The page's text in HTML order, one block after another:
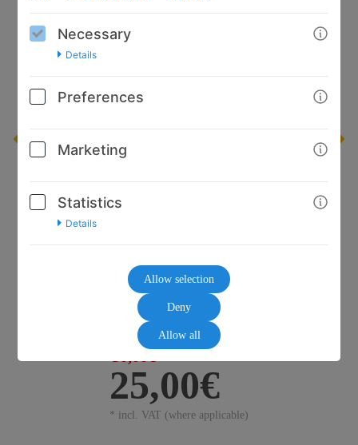
25,00€
* incl. VAT (where applicable)
Necessary
Details
Preferences
Marketing
Statistics
Details
Allow selection
Deny
Allow all